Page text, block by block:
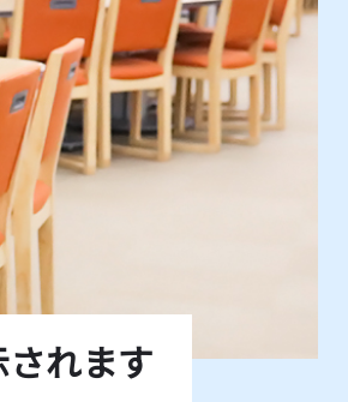
学生保証人の方へ
の方へ 在学生の方へ
学生保証人の方へ
の方へ 在学生の方へ
学生保証人の方へ
の方へ 在学生の方へ
学生保証人の方へ
の方へ 在学生の方へ
学生保証人の方へ
の方へ 在学生の方へ
れます